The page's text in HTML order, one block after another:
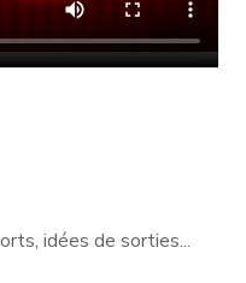
idées de sorties...